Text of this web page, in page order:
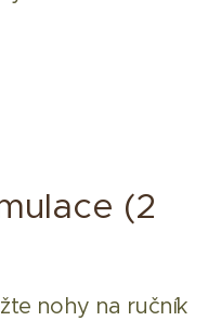
(2
nohy na ručník